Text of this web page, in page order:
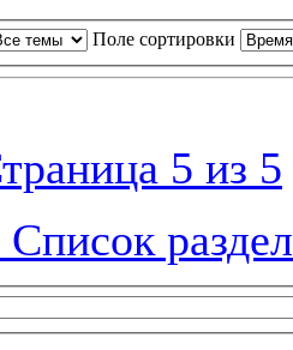
Поле сортировки
5 из 5